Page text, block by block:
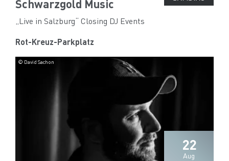
Schwarzgold Music
„Live in Salzburg“ Closing DJ Events
Rot-Kreuz-Parkplatz
22
Aug
© David Sachon